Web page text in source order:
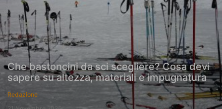
Che bastoncini da sci scegliere? Cosa devi
sapere su altezza, materiali e impugnatura
Redazione